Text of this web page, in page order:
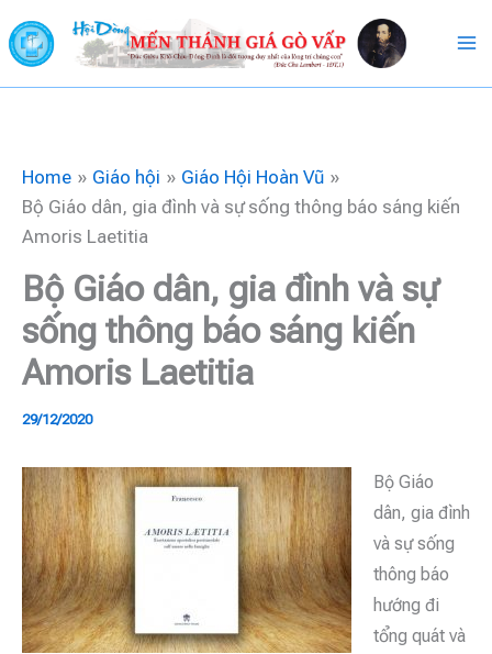
to
content
Home Giáo hội
Giáo Hội Hoàn Vũ
Bộ Giáo dân, gia đình và sự sống thông báo sáng kiến
Amoris Laetitia
Bộ Giáo dân, gia đình và sự
sống thông báo sáng kiến
Amoris Laetitia
29/12/2020
Bộ Giáo
dân, gia đình
và sự sống
thông báo
hướng đi
tổng quát và